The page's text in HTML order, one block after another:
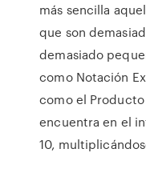
más sencilla
que son
demasiado
como Notación
como el
encuentra en el
10,